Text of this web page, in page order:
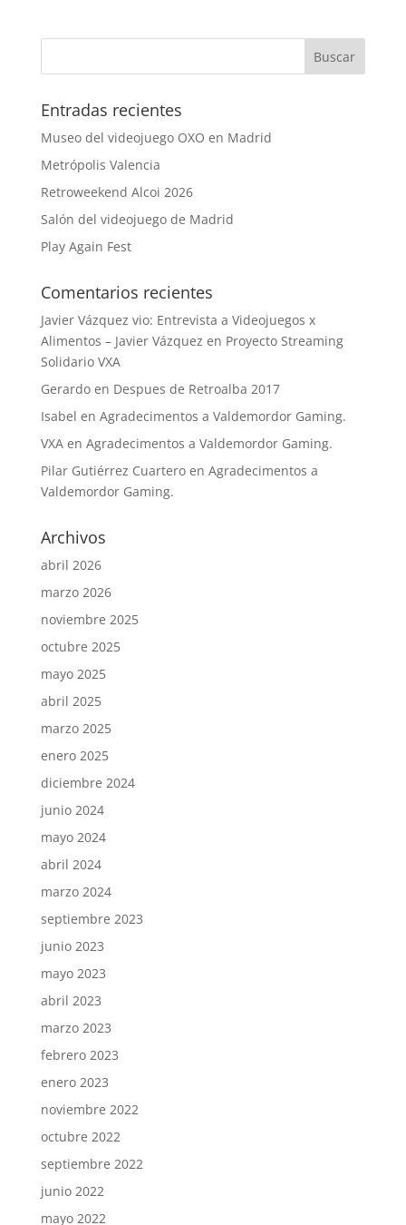
Entradas recientes
Museo del videojuego OXO en Madrid
Metrópolis Valencia
Retroweekend Alcoi 2026
Salón del videojuego de Madrid
Play Again Fest
Comentarios recientes
Javier Vázquez vio: Entrevista a Videojuegos x
Alimentos – Javier Vázquez en Proyecto Streaming
Solidario VXA
Gerardoen Despues de Retroalba 2017
Isabel en Agradecimentos a Valdemordor Gaming.
VXAen Agradecimentos a Valdemordor Gaming.
Pilar Gutiérrez Cuarteroen Agradecimentos a
Valdemordor Gaming.
Archivos
abril 2026
marzo 2026
noviembre 2025
octubre 2025
mayo 2025
abril 2025
marzo 2025
enero 2025
diciembre 2024
junio 2024
mayo 2024
abril 2024
marzo 2024
septiembre 2023
junio 2023
mayo 2023
abril 2023
marzo 2023
febrero 2023
enero 2023
noviembre 2022
octubre 2022
septiembre 2022
junio 2022
mayo 2022